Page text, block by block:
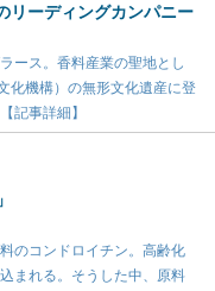
リーディングカンパニー
ース。香料産業の聖地とし
化機構）の無形文化遺産に登
記事詳細】
のコンドロイチン。高齢化
まれる。そうした中、原料